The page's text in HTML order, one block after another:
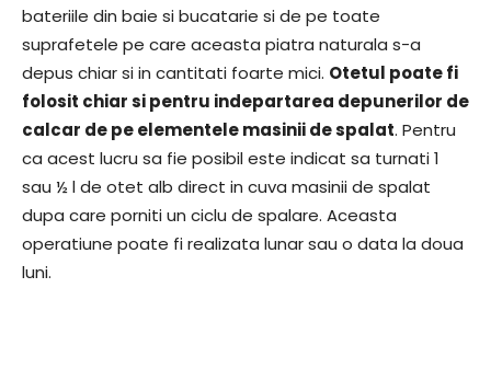
bateriile din baie si bucatarie si de pe toate
suprafetele pe care aceasta piatra naturala s-a
depus chiar si in cantitati foarte mici. Otetul poate fi
folosit chiar si pentru indepartarea depunerilor de
calcar de pe elementele masinii de spalat. Pentru
ca acest lucru sa fie posibil este indicat sa turnati 1
sau ½ l de otet alb direct in cuva masinii de spalat
dupa care porniti un ciclu de spalare. Aceasta
operatiune poate fi realizata lunar sau o data la doua
luni.